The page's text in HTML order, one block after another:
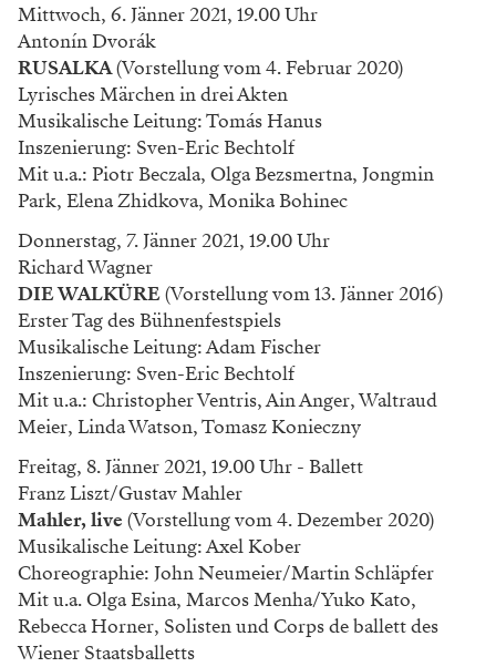
Mittwoch, 6. Jänner 2021, 19.00 Uhr
Antonín Dvorák
RUSALKA(Vorstellung vom 4. Februar 2020)
Lyrisches Märchen in drei Akten
Musikalische Leitung: Tomás Hanus
Inszenierung: Sven-Eric Bechtolf
Mit u.a.: Piotr Beczala, Olga Bezsmertna, Jongmin
Park, Elena Zhidkova, Monika Bohinec
Donnerstag, 7. Jänner 2021, 19.00 Uhr
Richard Wagner
DIE WALKÜRE(Vorstellung vom 13. Jänner 2016)
Erster Tag des Bühnenfestspiels
Musikalische Leitung: Adam Fischer
Inszenierung: Sven-Eric Bechtolf
Mit u.a.: Christopher Ventris, Ain Anger, Waltraud
Meier, Linda Watson, Tomasz Konieczny
Freitag, 8. Jänner 2021, 19.00 Uhr - Ballett
Franz Liszt/Gustav Mahler
Mahler, live (Vorstellung vom 4. Dezember 2020)
Musikalische Leitung: Axel Kober
Choreographie: John Neumeier/Martin Schläpfer
Mit u.a. Olga Esina, Marcos Menha/Yuko Kato,
Rebecca Horner, Solisten und Corps de ballett des
Wiener Staatsballetts